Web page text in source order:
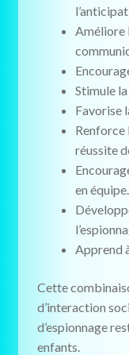
Améliore
Stimule
Favorise
Renforce
réussite
en équipe.
Apprend
Cette
d’interaction
d’espionnage
enfants.